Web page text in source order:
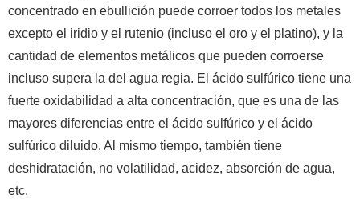
concentrado en ebullición puede corroer todos los metales
excepto el iridio y el rutenio (incluso el oro y el platino), y la
cantidad de elementos metálicos que pueden corroerse
incluso supera la del agua regia. El ácido sulfúrico tiene una
fuerte oxidabilidad a alta concentración, que es una de las
mayores diferencias entre el ácido sulfúrico y el ácido
sulfúrico diluido. Al mismo tiempo, también tiene
deshidratación, no volatilidad, acidez, absorción de agua,
etc.